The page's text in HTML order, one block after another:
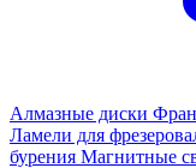
Алмазные диски
Ламели для
бурения Магнитные